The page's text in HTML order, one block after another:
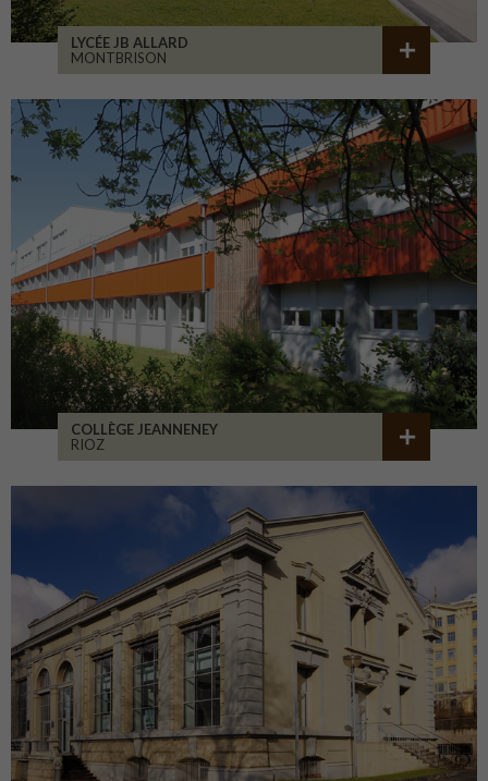
LYCÉE JB ALLARD
MONTBRISON
COLLÈGE JEANNENEY
RIOZ